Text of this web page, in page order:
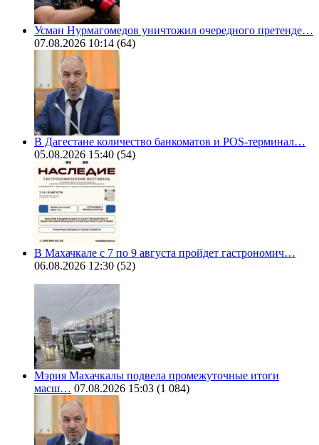
Усман Нурмагомедов уничтожил очередного претенде…
07.08.2026 10:14 (64)
В Дагестане количество банкоматов и POS-терминал…
05.08.2026 15:40 (54)
В Махачкале с 7 по 9 августа пройдет гастрономич…
06.08.2026 12:30 (52)
Мэрия Махачкалы подвела промежуточные итоги
масш… 07.08.2026 15:03 (1 084)